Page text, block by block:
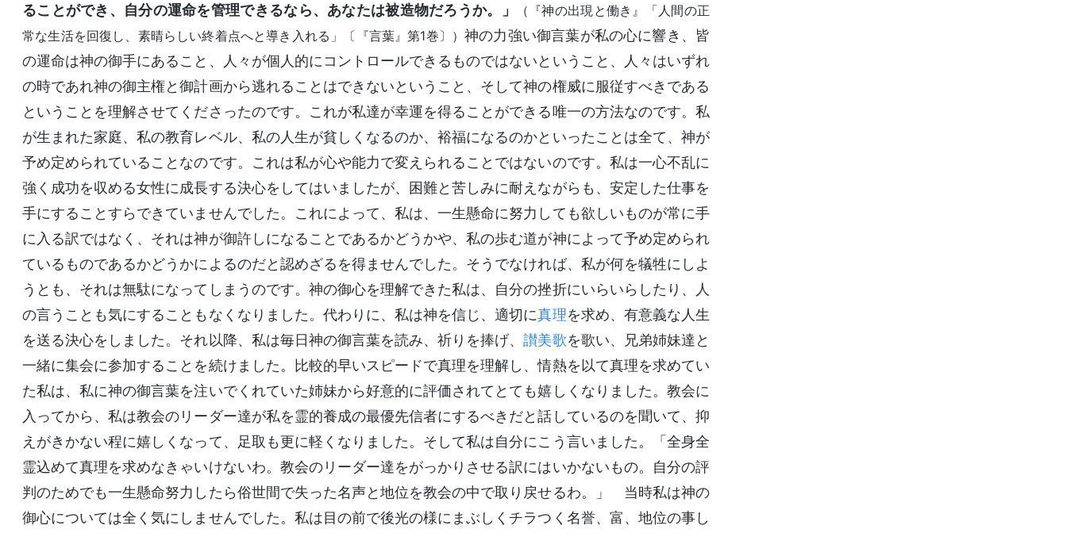
ることができ、自分の運命を管理できるなら、あなたは被造物だろうか。」
（『神の出現と働き』「人間の正
常な生活を回復し、素晴らしい終着点へと導き入れる」〔『言葉』第1巻〕）神の力強い御言葉が私の心に響き、皆
の運命は神の御手にあること、人々が個人的にコントロールできるものではないということ、人々はいずれ
の時であれ神の御主権と御計画から逃れることはできないということ、そして神の権威に服従すべきである
ということを理解させてくださったのです。これが私達が幸運を得ることができる唯一の方法なのです。私
が生まれた家庭、私の教育レベル、私の人生が貧しくなるのか、裕福になるのかといったことは全て、神が
予め定められていることなのです。これは私が心や能力で変えられることではないのです。私は一心不乱に
強く成功を収める女性に成長する決心をしてはいましたが、困難と苦しみに耐えながらも、安定した仕事を
手にすることすらできていませんでした。これによって、私は、一生懸命に努力しても欲しいものが常に手
に入る訳ではなく、それは神が御許しになることであるかどうかや、私の歩む道が神によって予め定められ
ているものであるかどうかによるのだと認めざるを得ませんでした。そうでなければ、私が何を犠牲にしよ
うとも、それは無駄になってしまうのです。神の御心を理解できた私は、自分の挫折にいらいらしたり、人
の言うことも気にすることもなくなりました。代わりに、私は神を信じ、適切に真理を求め、有意義な人生
を送る決心をしました。それ以降、私は毎日神の御言葉を読み、祈りを捧げ、讃美歌を歌い、兄弟姉妹達と
一緒に集会に参加することを続けました。比較的早いスピードで真理を理解し、情熱を以て真理を求めてい
た私は、私に神の御言葉を注いでくれていた姉妹から好意的に評価されてとても嬉しくなりました。教会に
入ってから、私は教会のリーダー達が私を霊的養成の最優先信者にするべきだと話しているのを聞いて、抑
えがきかない程に嬉しくなって、足取も更に軽くなりました。そして私は自分にこう言いました。「全身全
霊込めて真理を求めなきゃいけないわ。教会のリーダー達をがっかりさせる訳にはいかないもの。自分の評
判のためでも一生懸命努力したら俗世間で失った名声と地位を教会の中で取り戻せるわ。」 当時私は神の
御心については全く気にしませんでした。私は目の前で後光の様にまぶしくチラつく名誉、富、地位の事し